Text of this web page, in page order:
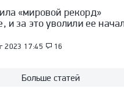
2023 17:45 16
«мировой рекорд»
и за это уволили ее
Больше статей